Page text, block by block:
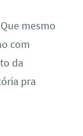
mesmo
com
da
pra